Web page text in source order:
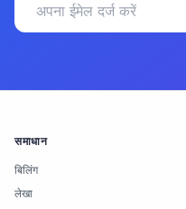
समाधान
बिलिंग
लेखा